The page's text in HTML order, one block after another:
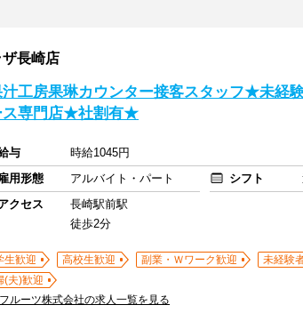
長崎店
汁工房果琳カウンター接客スタッフ★未経
ス専門店★社割有★
与
時給1045円
用形態
アルバイト・パート シフト
クセス
長崎駅前駅
徒歩2分
生歓迎 高校生歓迎 副業・Ｗワーク歓迎
未経験
(夫)歓迎
ルーツ株式会社の求人一覧を見る